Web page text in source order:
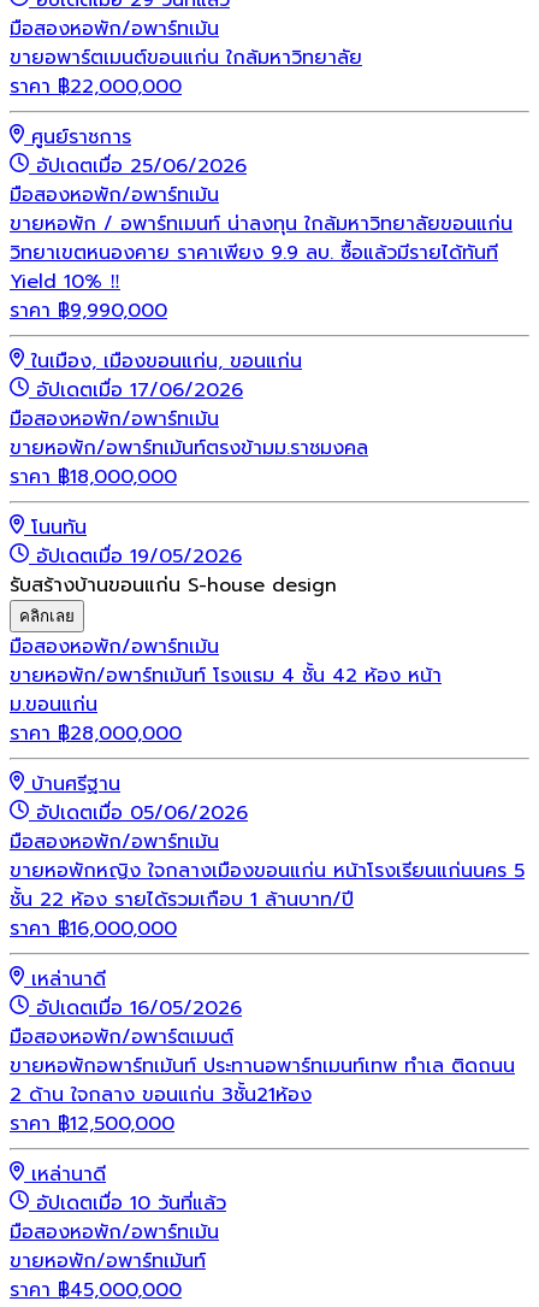
มือสองหอพัก/อพาร์ทเม้น
ขายอพาร์ตเมนต์ขอนแก่น ใกล้มหาวิทยาลัย
ราคา ฿22,000,000
ศูนย์ราชการ
อัปเดตเมื่อ 25/06/2026
มือสองหอพัก/อพาร์ทเม้น
ขายหอพัก / อพาร์ทเมนท์ น่าลงทุน ใกล้มหาวิทยาลัยขอนแก่น
วิทยาเขตหนองคาย ราคาเพียง 9.9 ลบ. ซื้อแล้วมีรายได้ทันที
Yield 10% ‼️
ราคา ฿9,990,000
ในเมือง, เมืองขอนแก่น, ขอนแก่น
อัปเดตเมื่อ 17/06/2026
มือสองหอพัก/อพาร์ทเม้น
ขายหอพัก/อพาร์ทเม้นท์ตรงข้ามม.ราชมงคล
ราคา ฿18,000,000
โนนทัน
อัปเดตเมื่อ 19/05/2026
รับสร้างบ้านขอนแก่น S-house design
คลิกเลย
มือสองหอพัก/อพาร์ทเม้น
ขายหอพัก/อพาร์ทเม้นท์ โรงแรม 4 ชั้น 42 ห้อง หน้า
ม.ขอนแก่น
ราคา ฿28,000,000
บ้านศรีฐาน
อัปเดตเมื่อ 05/06/2026
มือสองหอพัก/อพาร์ทเม้น
ขายหอพักหญิง ใจกลางเมืองขอนแก่น หน้าโรงเรียนแก่นนคร 5
ชั้น 22 ห้อง รายได้รวมเกือบ 1 ล้านบาท/ปี
ราคา ฿16,000,000
เหล่านาดี
อัปเดตเมื่อ 16/05/2026
มือสองหอพัก/อพาร์ตเมนต์
ขายหอพักอพาร์ทเม้นท์ ประทานอพาร์ทเมนท์เทพ ทำเล ติดถนน
2 ด้าน ใจกลาง ขอนแก่น 3ชั้น21ห้อง
ราคา ฿12,500,000
เหล่านาดี
อัปเดตเมื่อ 10 วันที่แล้ว
มือสองหอพัก/อพาร์ทเม้น
ขายหอพัก/อพาร์ทเม้นท์
ราคา ฿45,000,000